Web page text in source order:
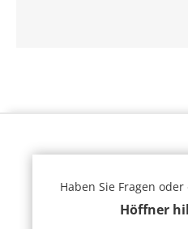
Haben Sie Fragen
Höffner